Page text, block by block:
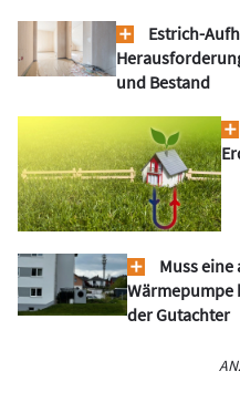
Estrich-
und Bestand
Muss
Wärmepumpe
der Gutachter